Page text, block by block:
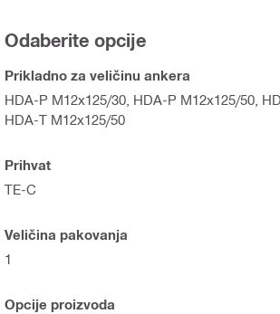
Odaberite opcije
Prikladno za veličinu ankera
HDA-P M12x125/30, HDA-P M12x125/50,
HDA-T M12x125/50
Prihvat
TE-C
Veličina pakovanja
1
Opcije proizvoda